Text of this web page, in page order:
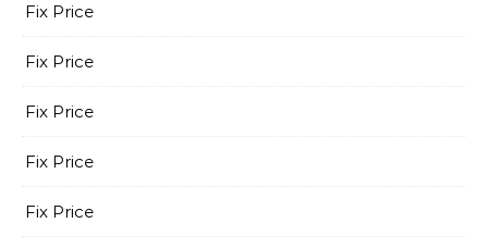
Fix Price
Fix Price
Fix Price
Fix Price
Fix Price